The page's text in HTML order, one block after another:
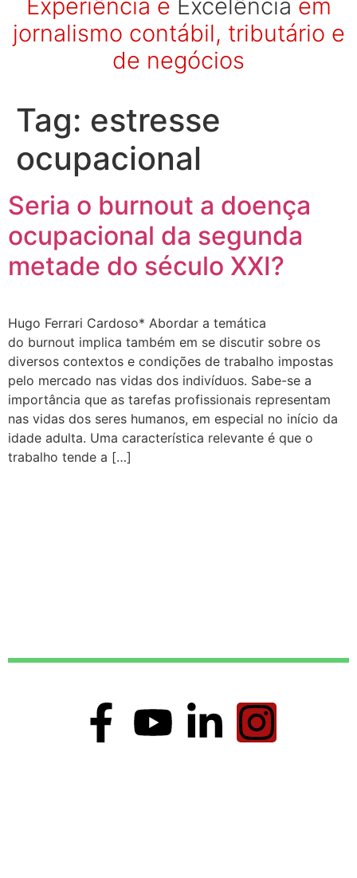
Experiência e Excelência em
jornalismo contábil, tributário e
de negócios
Tag: estresse
ocupacional
Seria o burnout a doença
ocupacional da segunda
metade do século XXI?
Hugo Ferrari Cardoso* Abordar a temática
do burnout implica também em se discutir sobre os
diversos contextos e condições de trabalho impostas
pelo mercado nas vidas dos indivíduos. Sabe-se a
importância que as tarefas profissionais representam
nas vidas dos seres humanos, em especial no início da
idade adulta. Uma característica relevante é que o
trabalho tende a […]